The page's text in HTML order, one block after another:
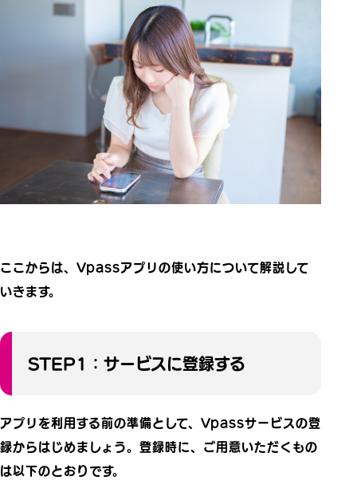
ここからは、Vpassアプリの使い方について解説して
いきます。
STEP1：サービスに登録する
アプリを利用する前の準備として、Vpassサービスの登
録からはじめましょう。登録時に、ご用意いただくもの
は以下のとおりです。